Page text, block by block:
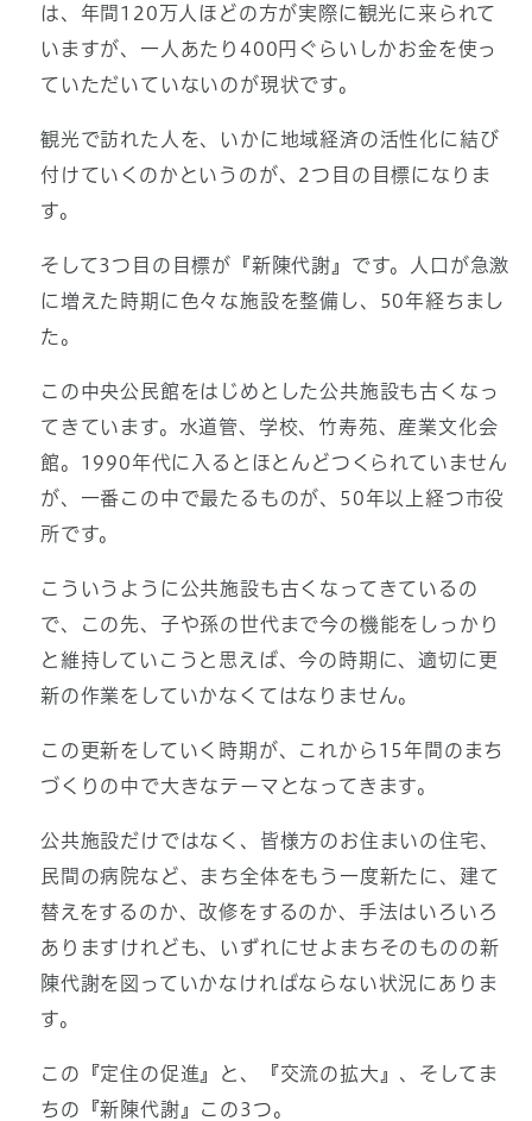
は、年間120万人ほどの方が実際に観光に来られて
いますが、一人あたり400円ぐらいしかお金を使っ
ていただいていないのが現状です。
観光で訪れた人を、いかに地域経済の活性化に結び
付けていくのかというのが、2つ目の目標になりま
す。
そして3つ目の目標が『新陳代謝』です。人口が急激
に増えた時期に色々な施設を整備し、50年経ちまし
た。
この中央公民館をはじめとした公共施設も古くなっ
てきています。水道管、学校、竹寿苑、産業文化会
館。1990年代に入るとほとんどつくられていません
が、一番この中で最たるものが、50年以上経つ市役
所です。
こういうように公共施設も古くなってきているの
で、この先、子や孫の世代まで今の機能をしっかり
と維持していこうと思えば、今の時期に、適切に更
新の作業をしていかなくてはなりません。
この更新をしていく時期が、これから15年間のまち
づくりの中で大きなテーマとなってきます。
公共施設だけではなく、皆様方のお住まいの住宅、
民間の病院など、まち全体をもう一度新たに、建て
替えをするのか、改修をするのか、手法はいろいろ
ありますけれども、いずれにせよまちそのものの新
陳代謝を図っていかなければならない状況にありま
す。
この『定住の促進』と、『交流の拡大』、そしてま
ちの『新陳代謝』この3つ。